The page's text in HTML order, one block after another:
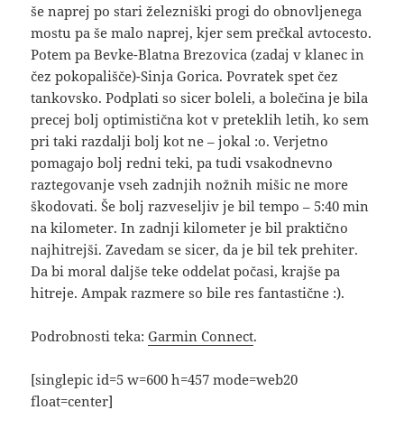
še naprej po stari železniški progi do obnovljenega
mostu pa še malo naprej, kjer sem prečkal avtocesto.
Potem pa Bevke-Blatna Brezovica (zadaj v klanec in
čez pokopališče)-Sinja Gorica. Povratek spet čez
tankovsko. Podplati so sicer boleli, a bolečina je bila
precej bolj optimistična kot v preteklih letih, ko sem
pri taki razdalji bolj kot ne – jokal :o. Verjetno
pomagajo bolj redni teki, pa tudi vsakodnevno
raztegovanje vseh zadnjih nožnih mišic ne more
škodovati. Še bolj razveseljiv je bil tempo – 5:40 min
na kilometer. In zadnji kilometer je bil praktično
najhitrejši. Zavedam se sicer, da je bil tek prehiter.
Da bi moral daljše teke oddelat počasi, krajše pa
hitreje. Ampak razmere so bile res fantastične :).
Podrobnosti teka:Garmin Connect.
[singlepic id=5 w=600 h=457 mode=web20
float=center]